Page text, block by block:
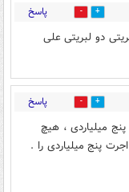
15 پاسخ
دو لبریتی علی
33 پاسخ
میلیاردی ، هیچ
پنج میلیاردی را .